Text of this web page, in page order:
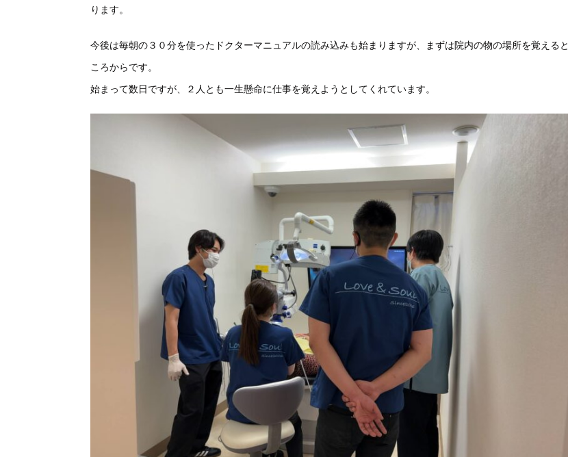
ります。
今後は毎朝の３０分を使ったドクターマニュアルの読み込みも始ま りますが、まずは院内の物の場所を覚えると
ころからです。
始まって数日ですが、
２人とも一生懸命に仕事を覚えようとしてくれています。